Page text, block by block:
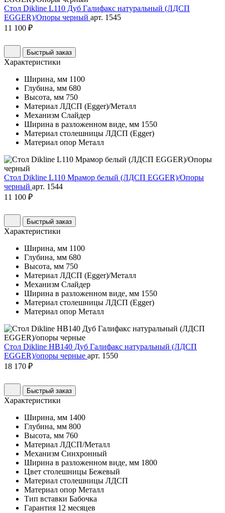
Стол Dikline L110 Дуб Галифакс натуральный (ЛДСП
EGGER)/Опоры черный арт. 1545
11 100 ₽
Быстрый заказ
Характеристики
Ширина, мм 1100
Глубина, мм 680
Высота, мм 750
Материал ЛДСП (Egger)/Металл
Механизм Слайдер
Ширина в разложенном виде, мм 1550
Материал столешницы ЛДСП (Egger)
Материал опор Металл
Стол Dikline L110 Мрамор белый (ЛДСП EGGER)/Опоры
черный арт. 1544
11 100 ₽
Быстрый заказ
Характеристики
Ширина, мм 1100
Глубина, мм 680
Высота, мм 750
Материал ЛДСП (Egger)/Металл
Механизм Слайдер
Ширина в разложенном виде, мм 1550
Материал столешницы ЛДСП (Egger)
Материал опор Металл
Стол Dikline HB140 Дуб Галифакс натуральный (ЛДСП
EGGER)/опоры черные арт. 1550
18 170 ₽
Быстрый заказ
Характеристики
Ширина, мм 1400
Глубина, мм 800
Высота, мм 760
Материал ЛДСП/Металл
Механизм Синхронный
Ширина в разложенном виде, мм 1800
Цвет столешницы Бежевый
Материал столешницы ЛДСП
Материал опор Металл
Тип вставки Бабочка
Гарантия 12 месяцев